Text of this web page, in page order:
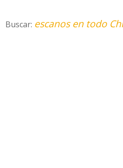
Buscar: escanos en todo